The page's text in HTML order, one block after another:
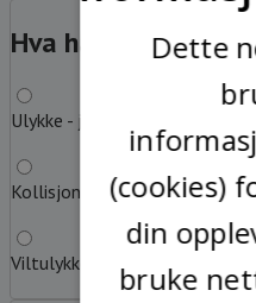
Hva har du kjørt
Ulykke - jeg har kjørt på løs
Kollisjon med annet kjøretøy
Viltulykke
Dette
(cookies)
din
bruke